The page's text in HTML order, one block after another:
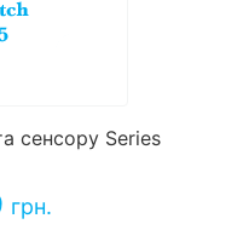
сенсору Series
грн.